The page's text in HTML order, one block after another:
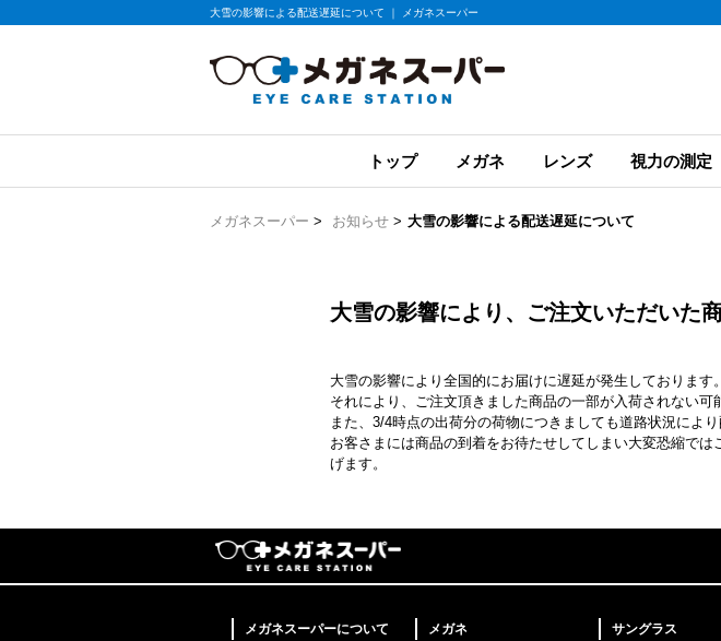
大雪の影響による配送遅延について ｜ メガネスーパー
トップ メガネ レンズ 視力の測定
メガネスーパー > お知らせ > 大雪の影響による配送遅延について
大雪の影響により、ご注文いただいた
大雪の影響により全国的にお届けに遅延が発生しております。
それにより、ご注文頂きました商品の一部が入荷されない可
また、3/4時点の出荷分の荷物につきましても道路状況により
お客さまには商品の到着をお待たせしてしまい大変恐縮で
げます。
メガネスーパーについて メガネ サングラス